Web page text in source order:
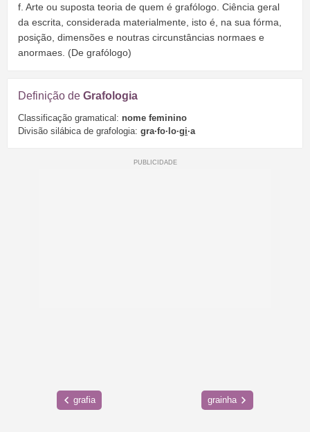
f. Arte ou suposta teoria de quem é grafólogo. Ciência geral
da escrita, considerada materialmente, isto é, na sua fórma,
posição, dimensões e noutras circunstâncias normaes e
anormaes. (De grafólogo)
Definição de Grafologia
Classificação gramatical: nome feminino
Divisão silábica de grafologia: gra·fo·lo·gi·a
grafia grainha